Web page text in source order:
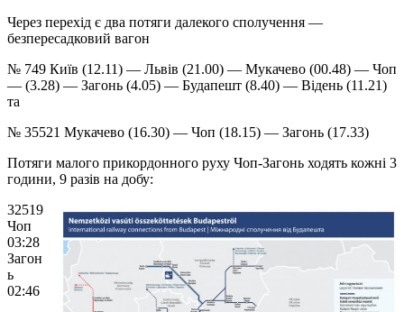
Через перехід є два потяги далекого сполучення —
безпересадковий вагон
№ 749 Київ (12.11) — Львів (21.00) — Мукачево (00.48) — Чоп
— (3.28) — Загонь (4.05) — Будапешт (8.40) — Відень (11.21)
та
№ 35521 Мукачево (16.30) — Чоп (18.15) — Загонь (17.33)
Потяги малого прикордонного руху Чоп-Загонь ходять кожні 3
години, 9 разів на добу:
32519
Чоп
03:28
Загон
ь
02:46